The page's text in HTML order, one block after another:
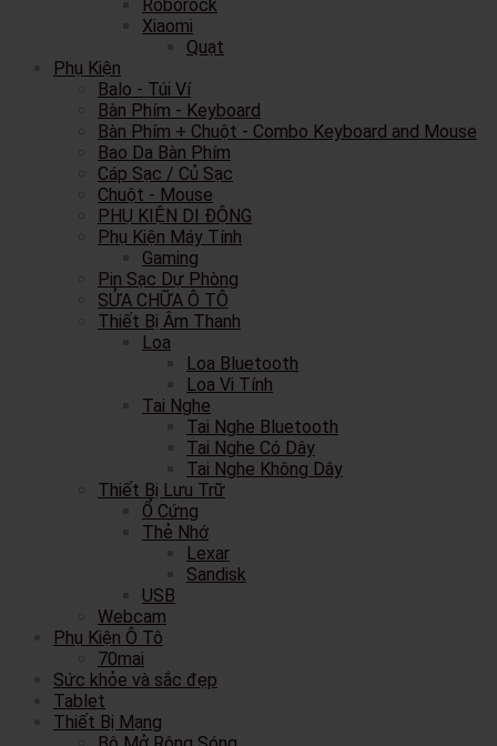
Roborock
Xiaomi
Quạt
Phụ Kiện
Balo - Túi Ví
Bàn Phím - Keyboard
Bàn Phím + Chuột - Combo Keyboard and Mouse
Bao Da Bàn Phím
Cáp Sạc / Củ Sạc
Chuột - Mouse
PHỤ KIỆN DI ĐỘNG
Phụ Kiện Máy Tính
Gaming
Pin Sạc Dự Phòng
SỬA CHỮA Ô TÔ
Thiết Bị Âm Thanh
Loa
Loa Bluetooth
Loa Vi Tính
Tai Nghe
Tai Nghe Bluetooth
Tai Nghe Có Dây
Tai Nghe Không Dây
Thiết Bị Lưu Trữ
Ổ Cứng
Thẻ Nhớ
Lexar
Sandisk
USB
Webcam
Phụ Kiện Ô Tô
70mai
Sức khỏe và sắc đẹp
Tablet
Thiết Bị Mạng